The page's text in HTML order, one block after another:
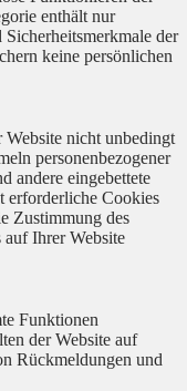
enthält nur
der
keine persönlichen
nicht unbedingt
personenbezogener
andere eingebettete
erforderliche Cookies
Zustimmung des
auf Ihrer Website
Funktionen
der Website auf
Rückmeldungen und